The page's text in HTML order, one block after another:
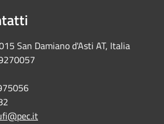
San Damiano d'Asti AT, Italia